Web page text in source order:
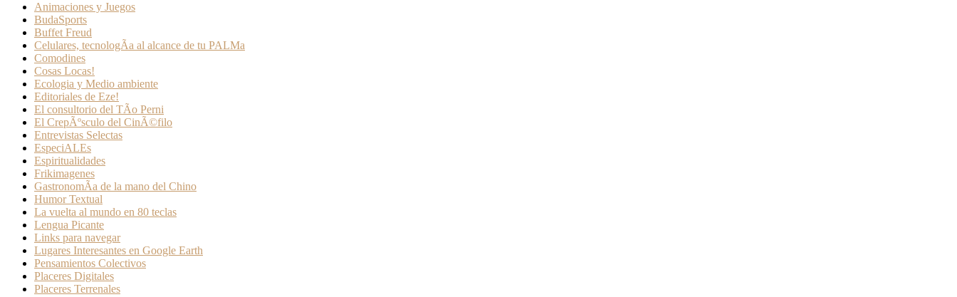
Animaciones y Juegos
BudaSports
Buffet Freud
Celulares, tecnologÃ­a al alcance de tu PALMa
Comodines
Cosas Locas!
Ecologia y Medio ambiente
Editoriales de Eze!
El consultorio del TÃ­o Perni
El CrepÃºsculo del CinÃ©filo
Entrevistas Selectas
EspeciALEs
Espiritualidades
Frikimagenes
GastronomÃ­a de la mano del Chino
Humor Textual
La vuelta al mundo en 80 teclas
Lengua Picante
Links para navegar
Lugares Interesantes en Google Earth
Pensamientos Colectivos
Placeres Digitales
Placeres Terrenales